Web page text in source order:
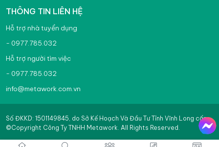
THÔNG TIN LIÊN HỆ
Hỗ trợ nhà tuyển dụng
- 0977.785.032
Hỗ trợ người tìm việc
- 0977.785.032
info@metawork.com.vn
Số ĐKKD: 1501149845, do Sở Kế Hoạch Và Đầu Tư Tỉnh Vĩnh Long cấp
©Copyright Công Ty TNHH Metawork. All Rights Reserved.